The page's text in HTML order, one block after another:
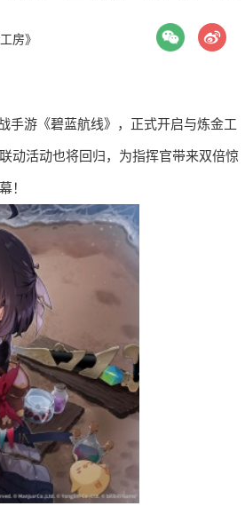
房》
手游《碧蓝航线》，正式开启与炼金工
动活动也将回归，为指挥官带来双倍惊
！